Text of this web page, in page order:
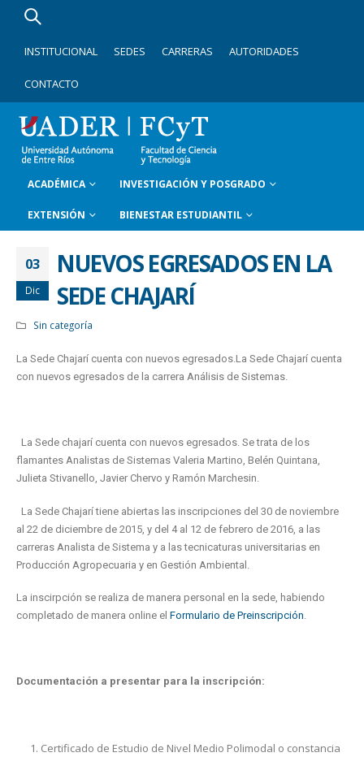
INSTITUCIONAL SEDES CARRERAS AUTORIDADES
CONTACTO
ACADÉMICA INVESTIGACIÓN Y POSGRADO
EXTENSIÓN BIENESTAR ESTUDIANTIL
03
Dic
NUEVOS EGRESADOS EN LA
SEDE CHAJARÍ
Sin categoría
La Sede Chajarí cuenta con nuevos egresados.La Sede Chajarí cuenta
con nuevos egresados de la carrera Análisis de Sistemas.
La Sede chajarí cuenta con nuevos egresados. Se trata de los
flamantes Analistas de Sistemas Valeria Martino, Belén Quintana,
Julieta Stivanello, Javier Chervo y Ramón Marchesin.
La Sede Chajarí tiene abiertas las inscripciones del 30 de noviembre
al 22 de diciembre de 2015, y del 4 al 12 de febrero de 2016, a las
carreras Analista de Sistema y a las tecnicaturas universitarias en
Producción Agropecuaria y en Gestión Ambiental.
La inscirpción se realiza de manera personal en la sede, habiendo
completado de manera online el Formulario de Preinscripción.
Documentación a presentar para la inscripción:
Certificado de Estudio de Nivel Medio Polimodal o constancia